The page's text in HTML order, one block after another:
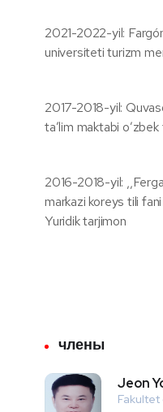
2021-2022-yil:
universiteti turizm
2017-2018-yil:
ta’lim maktabi
2016-2018-yil:
markazi koreys tili
Yuridik tarjimon
члены
Jeon